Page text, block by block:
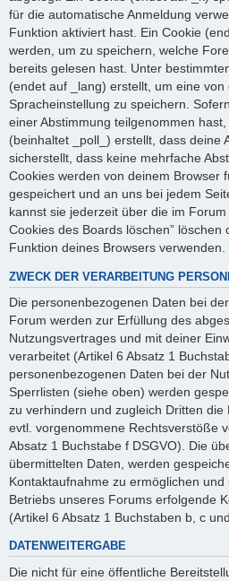
für die automatische Anmeldung
Funktion aktiviert hast. Ein Cookie
werden, um zu speichern, welche
bereits gelesen hast. Unter
(endet auf _lang) erstellt, um eine von
Spracheinstellung zu speichern.
einer Abstimmung teilgenommen
(beinhaltet _poll_) erstellt, dass deine
sicherstellt, dass keine mehrfache
Cookies werden von deinem Browser
gespeichert und an uns bei jedem
kannst sie jederzeit über die im
Cookies des Boards löschen”
Funktion deines Browsers verwenden.
ZWECK DER VERARBEITUNG
Die personenbezogenen Daten bei
Forum werden zur Erfüllung des
Nutzungsvertrages und mit deiner
verarbeitet (Artikel 6 Absatz 1
personenbezogenen Daten bei der
Sperrlisten (siehe oben) werden
zu verhindern und zugleich Dritten
evtl. vorgenommene Rechtsverstöße
Absatz 1 Buchstabe f DSGVO). Die
übermittelten Daten, werden
Kontaktaufnahme zu ermöglichen
Betriebs unseres Forums erfolgende
(Artikel 6 Absatz 1 Buchstaben b, c
DATENWEITERGABE
Die nicht für eine öffentliche